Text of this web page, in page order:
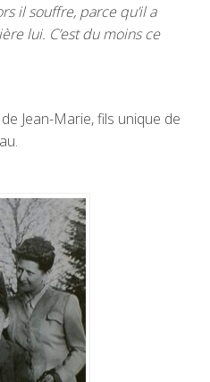
il souffre, parce qu’il a
lui. C’est du moins ce
Jean-Marie, fils unique de